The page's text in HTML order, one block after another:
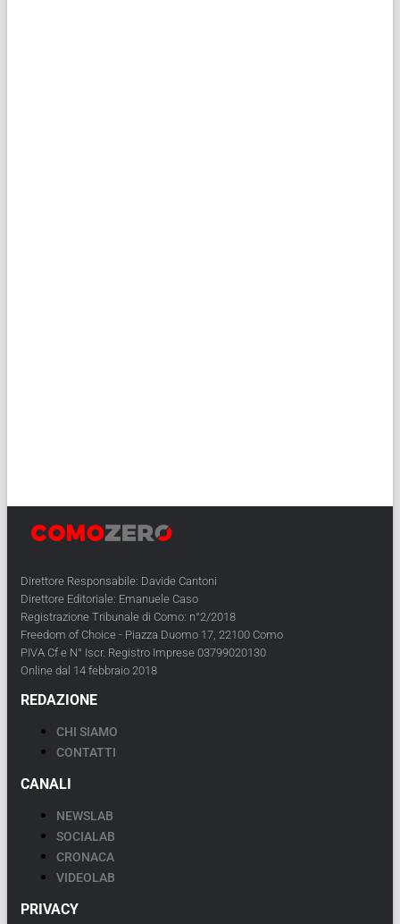
Direttore Responsabile: Davide Cantoni
Direttore Editoriale: Emanuele Caso
Registrazione Tribunale di Como: n°2/2018
Freedom of Choice - Piazza Duomo 17, 22100 Como
PIVA Cf e N° Iscr. Registro Imprese 03799020130
Online dal 14 febbraio 2018
REDAZIONE
CHI SIAMO
CONTATTI
CANALI
NEWSLAB
SOCIALAB
CRONACA
VIDEOLAB
PRIVACY